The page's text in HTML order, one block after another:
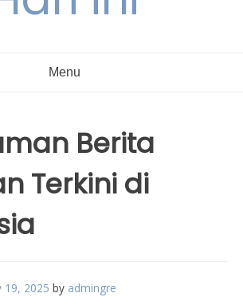
Menu
Berita
Terkini di
19, 2025 by admingre